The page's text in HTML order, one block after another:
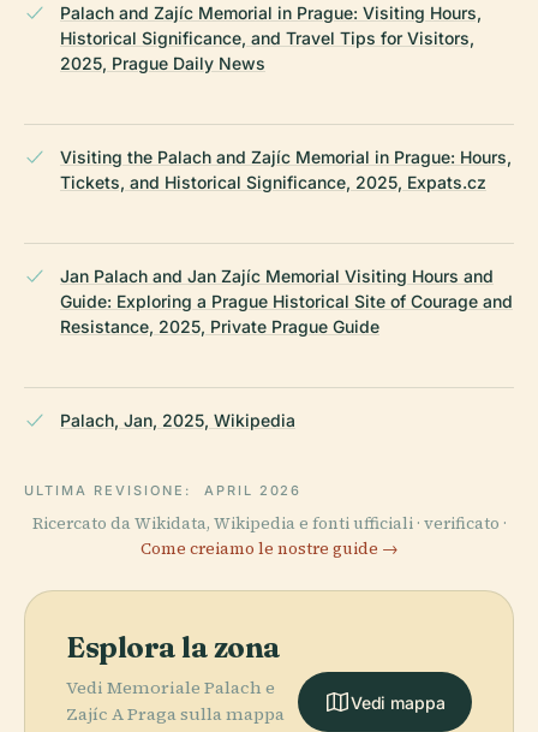
Palach and Zajíc Memorial in Prague: Visiting Hours,
Historical Significance, and Travel Tips for Visitors,
2025, Prague Daily News
Visiting the Palach and Zajíc Memorial in Prague: Hours,
Tickets, and Historical Significance, 2025, Expats.cz
Jan Palach and Jan Zajíc Memorial Visiting Hours and
Guide: Exploring a Prague Historical Site of Courage and
Resistance, 2025, Private Prague Guide
Palach, Jan, 2025, Wikipedia
ULTIMA REVISIONE: APRIL 2026
Ricercato da Wikidata, Wikipedia e fonti ufficiali · verificato ·
Come creiamo le nostre guide →
Esplora la zona
Vedi Memoriale Palach e
Zajíc A Praga sulla mappa
Vedi mappa